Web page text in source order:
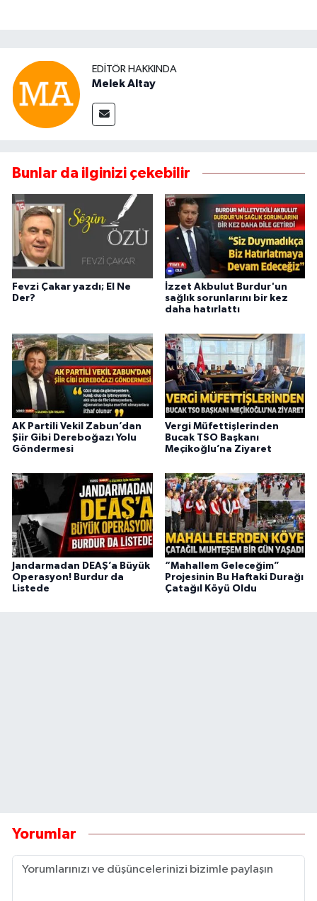
EDITÖR HAKKINDA
Melek Altay
Bunlar da ilginizi çekebilir
Fevzi Çakar yazdı; El Ne
Der?
İzzet Akbulut Burdur'un
sağlık sorunlarını bir kez
daha hatırlattı
AK Partili Vekil Zabun’dan
Şiir Gibi Dereboğazı Yolu
Göndermesi
Vergi Müfettişlerinden
Bucak TSO Başkanı
Meçikoğlu’na Ziyaret
Jandarmadan DEAŞ’a Büyük
Operasyon! Burdur da
Listede
“Mahallem Geleceğim”
Projesinin Bu Haftaki Durağı
Çatağıl Köyü Oldu
Yorumlar